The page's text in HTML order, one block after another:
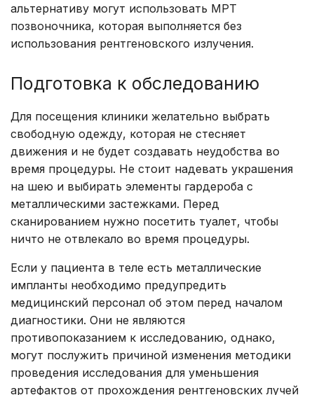
альтернативу могут использовать МРТ
позвоночника, которая выполняется без
использования рентгеновского излучения.
Подготовка к обследованию
Для посещения клиники желательно выбрать
свободную одежду, которая не стесняет
движения и не будет создавать неудобства во
время процедуры. Не стоит надевать украшения
на шею и выбирать элементы гардероба с
металлическими застежками. Перед
сканированием нужно посетить туалет, чтобы
ничто не отвлекало во время процедуры.
Если у пациента в теле есть металлические
импланты необходимо предупредить
медицинский персонал об этом перед началом
диагностики. Они не являются
противопоказанием к исследованию, однако,
могут послужить причиной изменения методики
проведения исследования для уменьшения
артефактов от прохождения рентгеновских лучей